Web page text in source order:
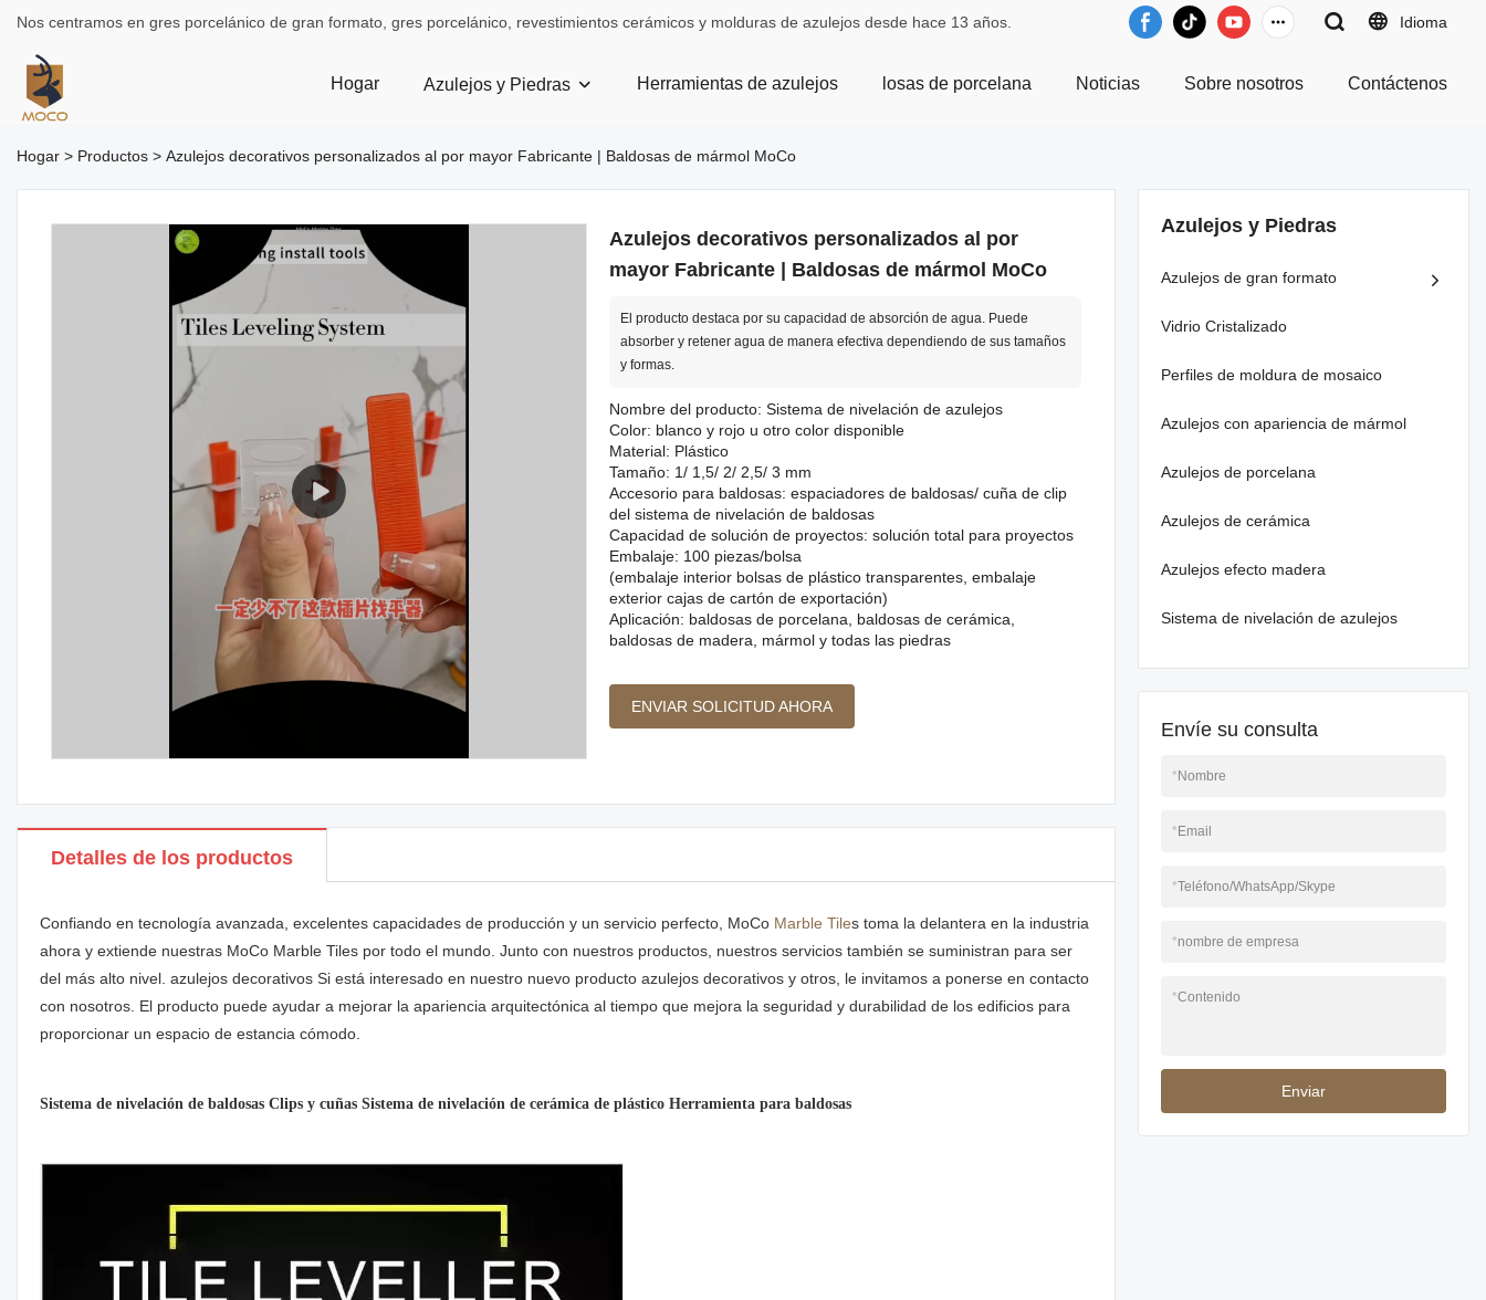
Nos centramos en gres porcelánico de gran formato, gres porcelánico, revestimientos cerámicos y molduras de azulejos desde hace 13 años. Idioma
Hogar Azulejos y Piedras Herramientas de azulejos losas de porcelana Noticias Sobre nosotros Contáctenos
Hogar > Productos > Azulejos decorativos personalizados al por mayor Fabricante | Baldosas de mármol MoCo
Azulejos decorativos personalizados al por
mayor Fabricante | Baldosas de mármol MoCo
El producto destaca por su capacidad de absorción de agua. Puede
absorber y retener agua de manera efectiva dependiendo de sus tamaños
y formas.
Nombre del producto: Sistema de nivelación de azulejos
Color: blanco y rojo u otro color disponible
Material: Plástico
Tamaño: 1/ 1,5/ 2/ 2,5/ 3 mm
Accesorio para baldosas: espaciadores de baldosas/ cuña de clip
del sistema de nivelación de baldosas
Capacidad de solución de proyectos: solución total para proyectos
Embalaje: 100 piezas/bolsa
(embalaje interior bolsas de plástico transparentes, embalaje
exterior cajas de cartón de exportación)
Aplicación: baldosas de porcelana, baldosas de cerámica,
baldosas de madera, mármol y todas las piedras
ENVIAR SOLICITUD AHORA
Detalles de los productos
Confiando en tecnología avanzada, excelentes capacidades de producción y un servicio perfecto, MoCo Marble Tiles toma la delantera en la industria
ahora y extiende nuestras MoCo Marble Tiles por todo el mundo. Junto con nuestros productos, nuestros servicios también se suministran para ser
del más alto nivel. azulejos decorativos Si está interesado en nuestro nuevo producto azulejos decorativos y otros, le invitamos a ponerse en contacto
con nosotros. El producto puede ayudar a mejorar la apariencia arquitectónica al tiempo que mejora la seguridad y durabilidad de los edificios para
proporcionar un espacio de estancia cómodo.
Sistema de nivelación de baldosas Clips y cuñas Sistema de nivelación de cerámica de plástico Herramienta para baldosas
Azulejos y Piedras
Azulejos de gran formato
Vidrio Cristalizado
Perfiles de moldura de mosaico
Azulejos con apariencia de mármol
Azulejos de porcelana
Azulejos de cerámica
Azulejos efecto madera
Sistema de nivelación de azulejos
Envíe su consulta
* Nombre
* Email
*Teléfono/WhatsApp/Skype
*nombre de empresa
*Contenido
Enviar